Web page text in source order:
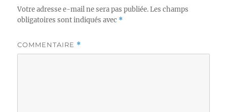
Votre adresse e-mail ne sera pas publiée. Les champs
obligatoires sont indiqués avec *
COMMENTAIRE *